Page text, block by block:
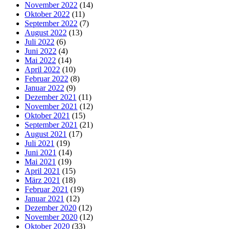
November 2022 (14)
Oktober 2022 (11)
September 2022 (7)
August 2022 (13)
Juli 2022 (6)
Juni 2022 (4)
Mai 2022 (14)
April 2022 (10)
Februar 2022 (8)
Januar 2022 (9)
Dezember 2021 (11)
November 2021 (12)
Oktober 2021 (15)
September 2021 (21)
August 2021 (17)
Juli 2021 (19)
Juni 2021 (14)
Mai 2021 (19)
April 2021 (15)
März 2021 (18)
Februar 2021 (19)
Januar 2021 (12)
Dezember 2020 (12)
November 2020 (12)
Oktober 2020 (33)